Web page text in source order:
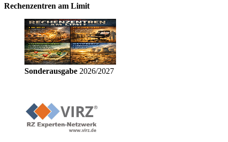
Rechenzentren am Limit
Sonderausgabe 2026/2027